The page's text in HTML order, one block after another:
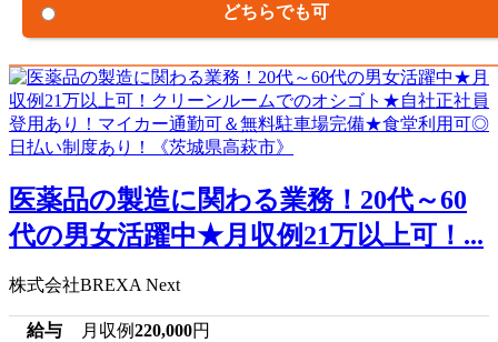
どちらでも可
医薬品の製造に関わる業務！20代～60
代の男女活躍中★月収例21万以上可！...
株式会社BREXA Next
給与 月収例220,000円